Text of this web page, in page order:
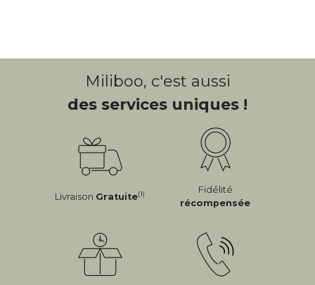
Miliboo, c'est aussi
des services uniques !
Livraison Gratuite(1)
Fidélité
récompensée